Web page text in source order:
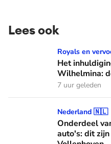
Lees ook
Het inhuldigingscadeau
Royals en
Het
Wilhelmina:
7 uur geleden
Onderdeel van eenNederland 🇳🇱
Onderdeel
auto's: dit